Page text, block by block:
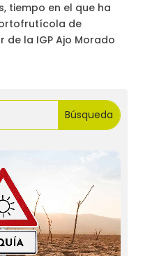
tiempo en el que ha
de
de la IGP Ajo Morado